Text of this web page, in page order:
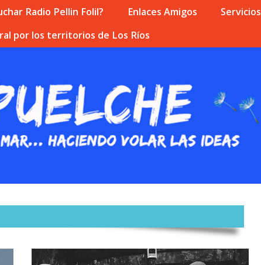
Radio Pellin Folil? Enlaces Amigos Servicios
por los territorios de Los Ríos